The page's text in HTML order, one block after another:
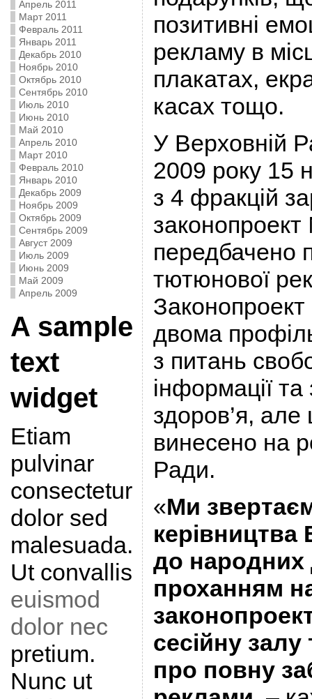
Апрель 2011
Март 2011
Февраль 2011
Январь 2011
Декабрь 2010
Ноябрь 2010
Октябрь 2010
Сентябрь 2010
Июль 2010
Июнь 2010
Май 2010
Апрель 2010
Март 2010
Февраль 2010
Январь 2010
Декабрь 2009
Ноябрь 2009
Октябрь 2009
Сентябрь 2009
Август 2009
Июль 2009
Июнь 2009
Май 2009
Апрель 2009
A sample
text
widget
Etiam
pulvinar
consectetur
dolor sed
malesuada.
Ut convallis
euismod
dolor nec
pretium.
Nunc ut
позитивні
рекламу в
плакатах,
касах тощо.
У Верховній
2009 року 15
з 4 фракцій
передбачено
тютюнової
двома
з питань
інформації
здоров’я, але
винесено на
Ради.
«Ми
керівництва
до народних
проханням
сесійну
про повну